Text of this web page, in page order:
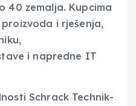
40 zemalja. Kupcima
i rješenja,
i napredne IT
Schrack Technik-